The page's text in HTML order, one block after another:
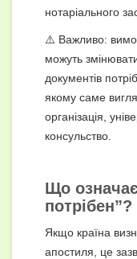
нотаріального
⚠️ Важливо:
можуть
документів
якому саме
організація,
консульство.
Що
потрібен”?
Якщо країна
апостиля, це